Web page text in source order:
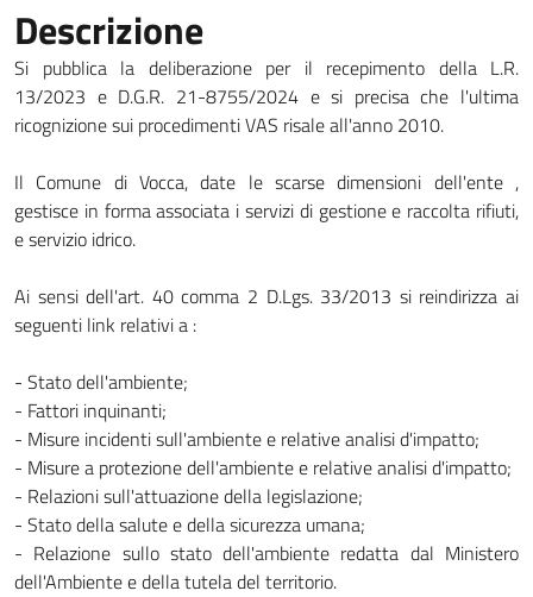
Descrizione
Si pubblica la deliberazione per il recepimento della L.R.
13/2023 e D.G.R. 21-8755/2024 e si precisa che l'ultima
ricognizione sui procedimenti VAS risale all'anno 2010.
Il Comune di Vocca, date le scarse dimensioni dell'ente ,
gestisce in forma associata i servizi di gestione e raccolta rifiuti,
e servizio idrico.
Ai sensi dell'art. 40 comma 2 D.Lgs. 33/2013 si reindirizza ai
seguenti link relativi a :
- Stato dell'ambiente;
- Fattori inquinanti;
- Misure incidenti sull'ambiente e relative analisi d'impatto;
- Misure a protezione dell'ambiente e relative analisi d'impatto;
- Relazioni sull'attuazione della legislazione;
- Stato della salute e della sicurezza umana;
- Relazione sullo stato dell'ambiente redatta dal Ministero
dell'Ambiente e della tutela del territorio.